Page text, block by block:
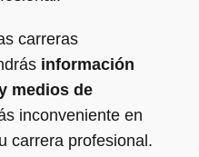
carreras
información
medios de
inconveniente en
carrera profesional.